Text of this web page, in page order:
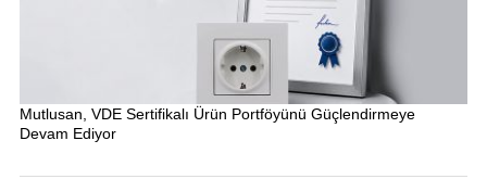
Mutlusan, VDE Sertifikalı Ürün Portföyünü Güçlendirmeye
Devam Ediyor